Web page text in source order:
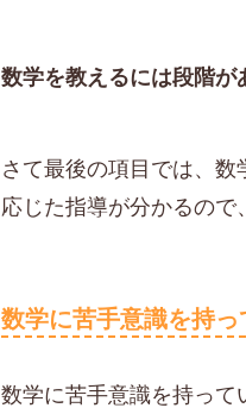
数学を教えるには段階が
さて最後の項目では、
応じた指導が分かるので
数学に苦手意識を持っ
数学に苦手意識を持って